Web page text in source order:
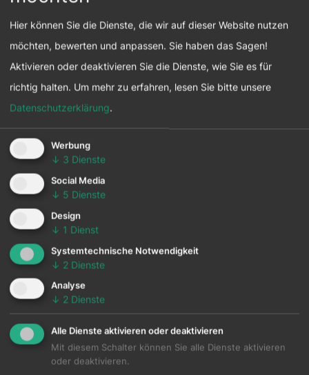
Unterstützt durch das Bundesministerium für Land-
und Forstwirtschaft, Klima- und Umweltschutz,
Regionen und Wasserwirtschaft (BMLUK).
newsLETTER
Hier können Sie die Dienste, die wir auf dieser Website nutzen
möchten, bewerten und anpassen. Sie haben das Sagen!
Aktivieren oder deaktivieren Sie die Dienste, wie Sie es für
richtig halten. Um mehr zu erfahren, lesen Sie bitte unsere
Datenschutzerklärung.
Werbung
↓ 3 Dienste
Social Media
↓ 5 Dienste
Design
↓ 1 Dienst
Systemtechnische Notwendigkeit
↓ 2 Dienste
Analyse
↓ 2 Dienste
Alle Dienste aktivieren oder deaktivieren
Mit diesem Schalter können Sie alle Dienste aktivieren
oder deaktivieren.